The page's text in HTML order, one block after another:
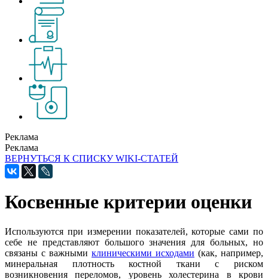
Реклама
Реклама
ВЕРНУТЬСЯ К СПИСКУ WIKI-СТАТЕЙ
Косвенные критерии оценки
Используются при измерении показателей, которые сами по
себе не представляют большого значения для больных, но
связаны с важными клиническими исходами (как, например,
минеральная плотность костной ткани с риском
возникновения переломов, уровень холестерина в крови